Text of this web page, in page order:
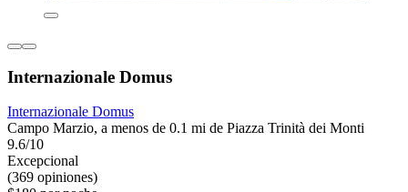
Internazionale Domus
Internazionale Domus
Campo Marzio, a menos de 0.1 mi de Piazza Trinità dei Monti
9.6/10
Excepcional
(369 opiniones)